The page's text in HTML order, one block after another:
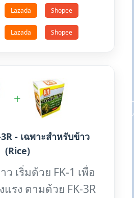
Lazada Shopee
Lazada Shopee
+
- เฉพาะสำหรับข้าว
(Rice)
เริ่มด้วย FK-1 เพื่อ
แรง ตามด้วย FK-3R